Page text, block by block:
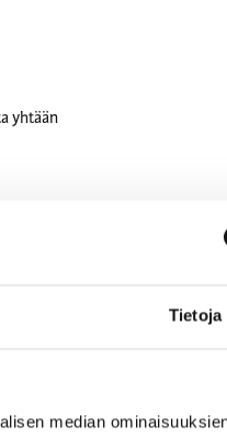
Tietoja
median
yhtään